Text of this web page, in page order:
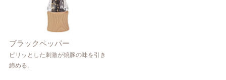
ブラックペッパー
ピリッとした刺激が焼豚の味を引き
締める。